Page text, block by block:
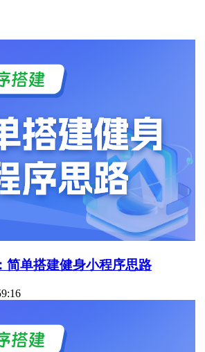
简单搭建健身小程序思路